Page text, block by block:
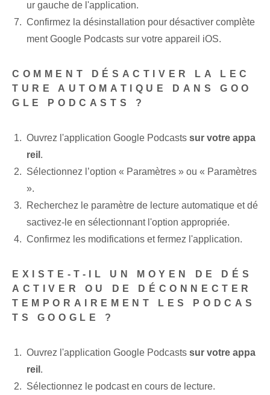
ur gauche de l'application.
Confirmez la désinstallation pour désactiver complète
ment Google Podcasts sur votre appareil iOS.
COMMENT DÉSACTIVER LA LEC
TURE AUTOMATIQUE DANS GOO
GLE PODCASTS ?
Ouvrez l'application Google ⁤Podcasts sur votre appa
reil .
Sélectionnez l’option « Paramètres » ou « Paramètres
».
Recherchez le paramètre de lecture automatique et dé
sactivez-le en sélectionnant l'option appropriée.
Confirmez les modifications‍ et fermez l'application.
EXISTE-T-IL UN MOYEN DE DÉS
ACTIVER OU DE DÉCONNECTER
TEMPORAIREMENT LES PODCAS
TS GOOGLE ?
Ouvrez l'application Google Podcasts sur votre appa
reil .
Sélectionnez le podcast en cours de lecture.